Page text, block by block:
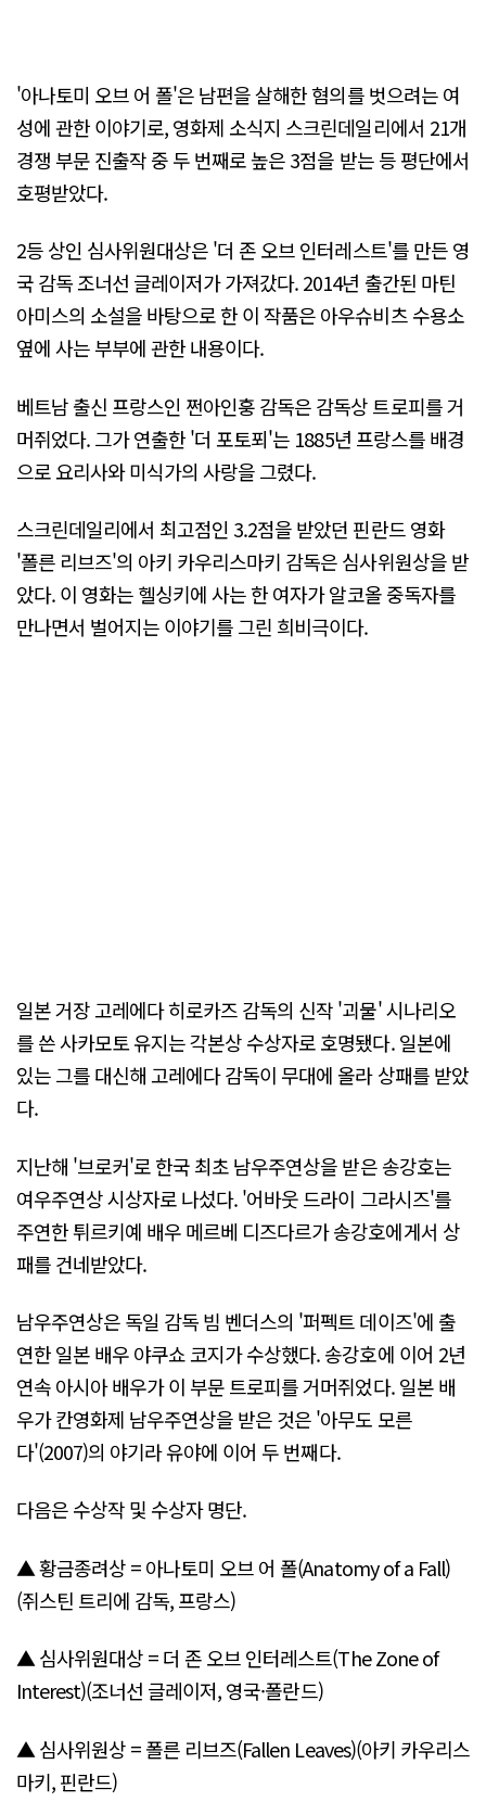
'아나토미 오브 어 폴'은 남편을 살해한 혐의를 벗으려는 여
성에 관한 이야기로, 영화제 소식지 스크린데일리에서 21개
경쟁 부문 진출작 중 두 번째로 높은 3점을 받는 등 평단에서
호평받았다.
2등 상인 심사위원대상은 '더 존 오브 인터레스트'를 만든 영
국 감독 조너선 글레이저가 가져갔다. 2014년 출간된 마틴
아미스의 소설을 바탕으로 한 이 작품은 아우슈비츠 수용소
옆에 사는 부부에 관한 내용이다.
베트남 출신 프랑스인 쩐아인훙 감독은 감독상 트로피를 거
머쥐었다. 그가 연출한 '더 포토푀'는 1885년 프랑스를 배경
으로 요리사와 미식가의 사랑을 그렸다.
스크린데일리에서 최고점인 3.2점을 받았던 핀란드 영화
'폴른 리브즈'의 아키 카우리스마키 감독은 심사위원상을 받
았다. 이 영화는 헬싱키에 사는 한 여자가 알코올 중독자를
만나면서 벌어지는 이야기를 그린 희비극이다.
일본 거장 고레에다 히로카즈 감독의 신작 '괴물' 시나리오
를 쓴 사카모토 유지는 각본상 수상자로 호명됐다. 일본에
있는 그를 대신해 고레에다 감독이 무대에 올라 상패를 받았
다.
지난해 '브로커'로 한국 최초 남우주연상을 받은 송강호는
여우주연상 시상자로 나섰다. '어바웃 드라이 그라시즈'를
주연한 튀르키예 배우 메르베 디즈다르가 송강호에게서 상
패를 건네받았다.
남우주연상은 독일 감독 빔 벤더스의 '퍼펙트 데이즈'에 출
연한 일본 배우 야쿠쇼 코지가 수상했다. 송강호에 이어 2년
연속 아시아 배우가 이 부문 트로피를 거머쥐었다. 일본 배
우가 칸영화제 남우주연상을 받은 것은 '아무도 모른
다'(2007)의 야기라 유야에 이어 두 번째다.
다음은 수상작 및 수상자 명단.
▲ 황금종려상 = 아나토미 오브 어 폴(Anatomy of a Fall)
(쥐스틴 트리에 감독, 프랑스)
▲ 심사위원대상 = 더 존 오브 인터레스트(The Zone of
Interest)(조너선 글레이저, 영국·폴란드)
▲ 심사위원상 = 폴른 리브즈(Fallen Leaves)(아키 카우리스
마키, 핀란드)